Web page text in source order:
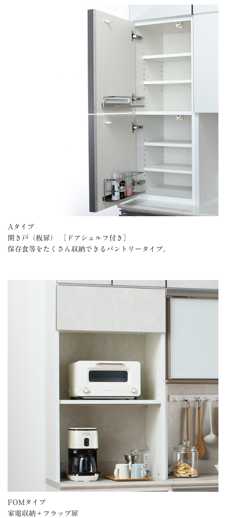
Aタイプ
開き戸（板扉） ［ドアシェルフ付き］
保存食等をたくさん収納できるパントリータイプ。
FOMタイプ
家電収納＋フラップ扉